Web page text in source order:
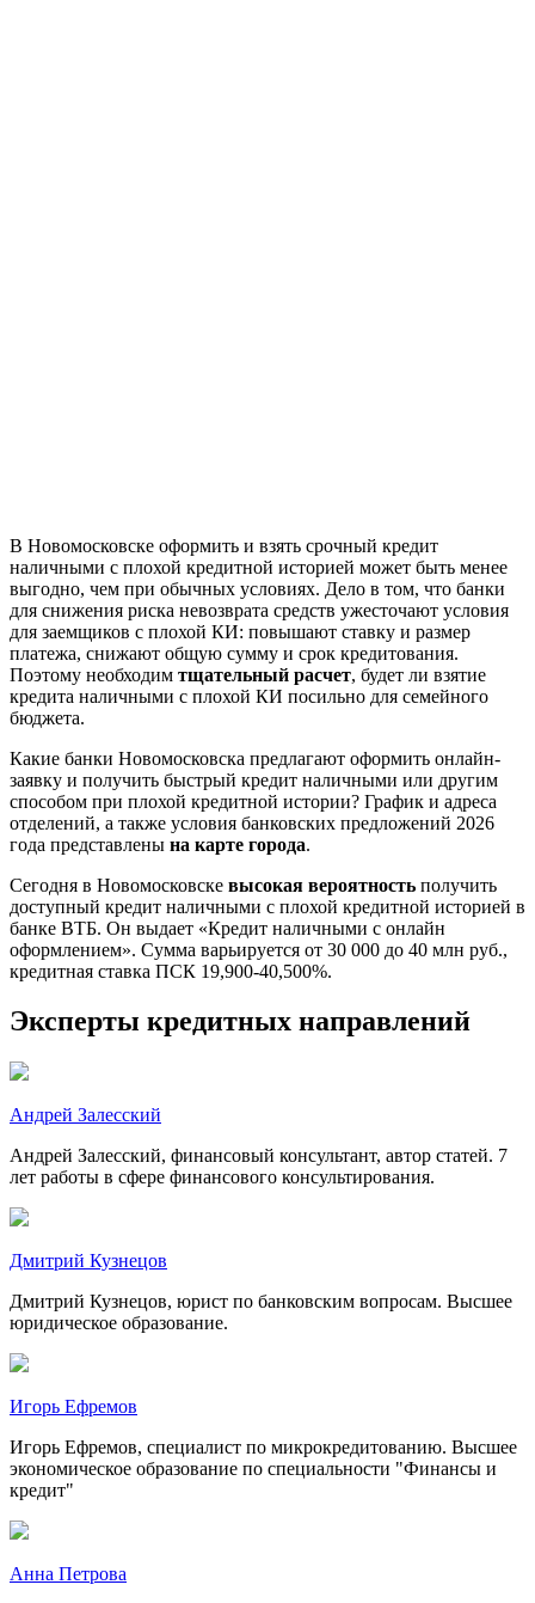
В Новомосковске оформить и взять срочный кредит
наличными с плохой кредитной историей может быть менее
выгодно, чем при обычных условиях. Дело в том, что банки
для снижения риска невозврата средств ужесточают условия
для заемщиков с плохой КИ: повышают ставку и размер
платежа, снижают общую сумму и срок кредитования.
Поэтому необходим тщательный расчет, будет ли взятие
кредита наличными с плохой КИ посильно для семейного
бюджета.
Какие банки Новомосковска предлагают оформить онлайн-
заявку и получить быстрый кредит наличными или другим
способом при плохой кредитной истории? График и адреса
отделений, а также условия банковских предложений 2026
года представлены на карте города.
Сегодня в Новомосковске высокая вероятность получить
доступный кредит наличными с плохой кредитной историей в
банке ВТБ. Он выдает «Кредит наличными с онлайн
оформлением». Сумма варьируется от 30 000 до 40 млн руб.,
кредитная ставка ПСК 19,900-40,500%.
Эксперты кредитных направлений
Андрей Залесский
Андрей Залесский, финансовый консультант, автор статей. 7
лет работы в сфере финансового консультирования.
Дмитрий Кузнецов
Дмитрий Кузнецов, юрист по банковским вопросам. Высшее
юридическое образование.
Игорь Ефремов
Игорь Ефремов, специалист по микрокредитованию. Высшее
экономическое образование по специальности "Финансы и
кредит"
Анна Петрова